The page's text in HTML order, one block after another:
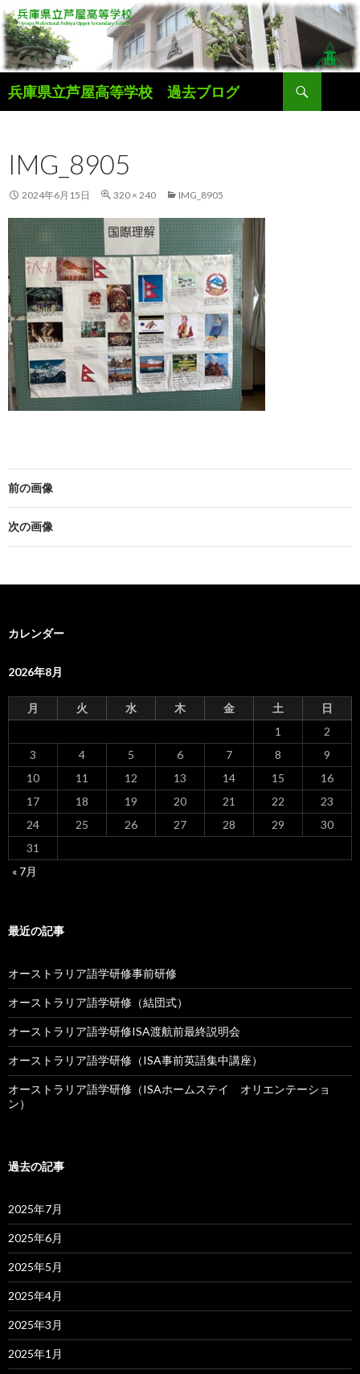
兵庫県立芦屋高等学校 過去ブログ
索
ン
ツ
へ
キ
ッ
プ
IMG_8905
2024年6月15日 320 × 240 IMG_8905
前の画像
次の画像
カレンダー
2026年8月
月 火 水 木 金 土
日
1
2
3
4 5 6 7 8
9
10
11 12 13 14 15
16
17
18 19 20 21 22
23
24
25 26 27 28 29
30
31
« 7月
最近の記事
オーストラリア語学研修事前研修
オーストラリア語学研修（結団式）
オーストラリア語学研修ISA渡航前最終説明会
オーストラリア語学研修（ISA事前英語集中講座）
オーストラリア語学研修（ISAホームステイ オリエンテーショ
ン）
過去の記事
2025年7月
2025年6月
2025年5月
2025年4月
2025年3月
2025年1月